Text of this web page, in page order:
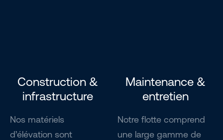
Construction &
infrastructure
Nos matériels
d’élévation sont
Maintenance &
entretien
Notre flotte comprend
une large gamme de